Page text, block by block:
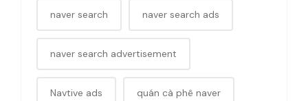
naver search naver search ads
naver search advertisement
Navtive ads quán cà phê naver